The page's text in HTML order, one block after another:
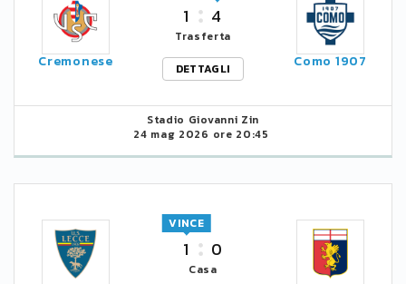
Cremonese
1 4
Trasferta
DETTAGLI
Como 1907
Stadio Giovanni Zin
24 mag 2026 ore 20:45
1
VINCE
0
Casa